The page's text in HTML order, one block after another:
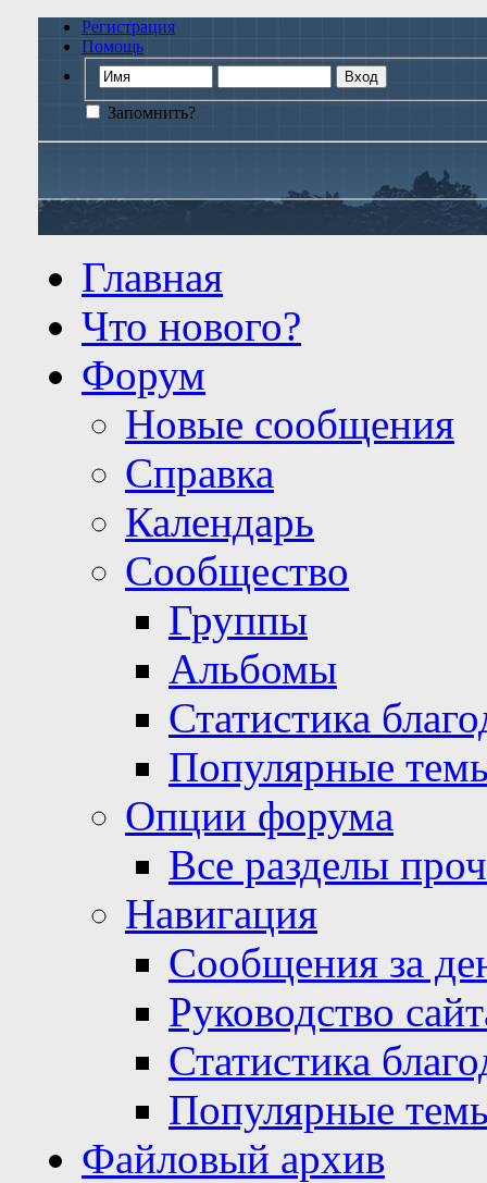
Регистрация
Помощь
Запомнить?
Главная
Что нового?
Форум
Новые сообщения
Справка
Календарь
Сообщество
Группы
Альбомы
Статистика
Популярные
Опции форума
Все разделы
Навигация
Сообщения за
Руководство
Статистика
Популярные
Файловый архив